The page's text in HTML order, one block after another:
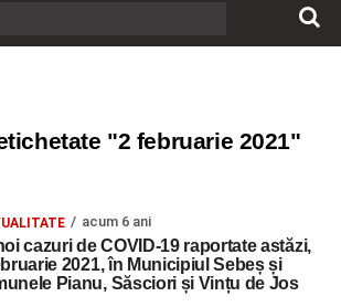
"2 februarie 2021"
acum 6 ani
cazuri de COVID-19 raportate astăzi,
2021, în Municipiul Sebeș și
Pianu, Săsciori și Vințu de Jos